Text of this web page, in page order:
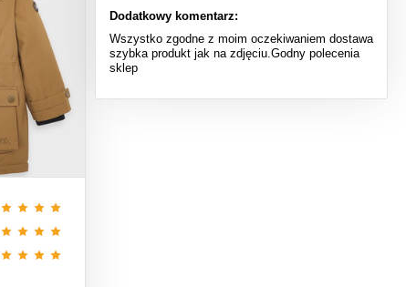
Dodatkowy komentarz:
Wszystko zgodne z moim oczekiwaniem dostawa
szybka produkt jak na zdjęciu.Godny polecenia
sklep